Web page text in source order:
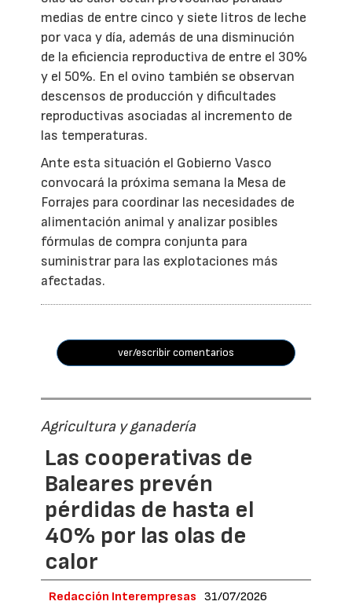
medias de entre cinco y siete litros de leche
por vaca y día, además de una disminución
de la eficiencia reproductiva de entre el 30%
y el 50%. En el ovino también se observan
descensos de producción y dificultades
reproductivas asociadas al incremento de
las temperaturas.
Ante esta situación el Gobierno Vasco
convocará la próxima semana la Mesa de
Forrajes para coordinar las necesidades de
alimentación animal y analizar posibles
fórmulas de compra conjunta para
suministrar para las explotaciones más
afectadas.
ver/escribir comentarios
Agricultura y ganadería
Las cooperativas de
Baleares prevén
pérdidas de hasta el
40% por las olas de
calor
Redacción Interempresas 31/07/2026